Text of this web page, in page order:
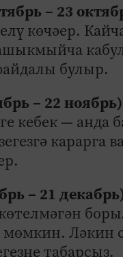
– 23
көчәер.
булыр.
– 22 ноябрь)
кебек —
– 21
Ләкин
табарсыз.